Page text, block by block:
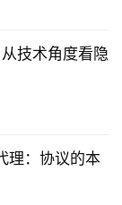
技术角度看隐
理：协议的本